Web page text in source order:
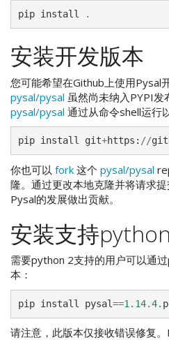
pip install .
安装开发版本
您可能希望在Github上使用Pysal
pysal/pysal 虽然尚未纳入PYPI发
pysal/pysal 通过从命令shell运行
pip install git+https : //
你也可以 fork 这个 pysal/pysal
隆。通过更改本地克隆并将请求提
Pysal的发展做出贡献。
安装支持
需要python 2支持的用户可以通
本：
pip install pysal==1.14.4.
请注意，此版本仅接收错误修复